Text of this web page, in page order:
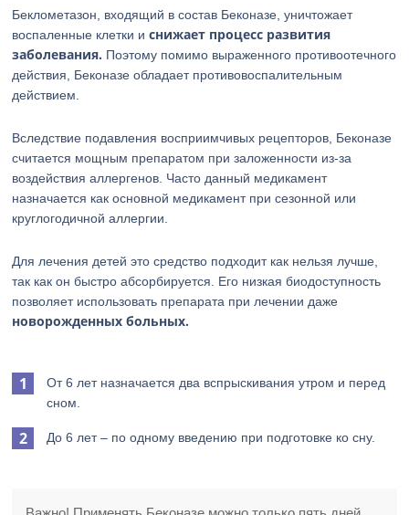
Беклометазон, входящий в состав Беконазе, уничтожает
воспаленные клетки иснижает процесс развития
заболевания. Поэтому помимо выраженного противоотечного
действия, Беконазе обладает противовоспалительным
действием.
Вследствие подавления восприимчивых рецепторов, Беконазе
считается мощным препаратом при заложенности из-за
воздействия аллергенов. Часто данный медикамент
назначается как основной медикамент при сезонной или
круглогодичной аллергии.
Для лечения детей это средство подходит как нельзя лучше,
так как он быстро абсорбируется. Его низкая биодоступность
позволяет использовать препарата при лечении даже
новорожденных больных.
От 6 лет назначается два вспрыскивания утром и перед
сном.
До 6 лет – по одному введению при подготовке ко сну.